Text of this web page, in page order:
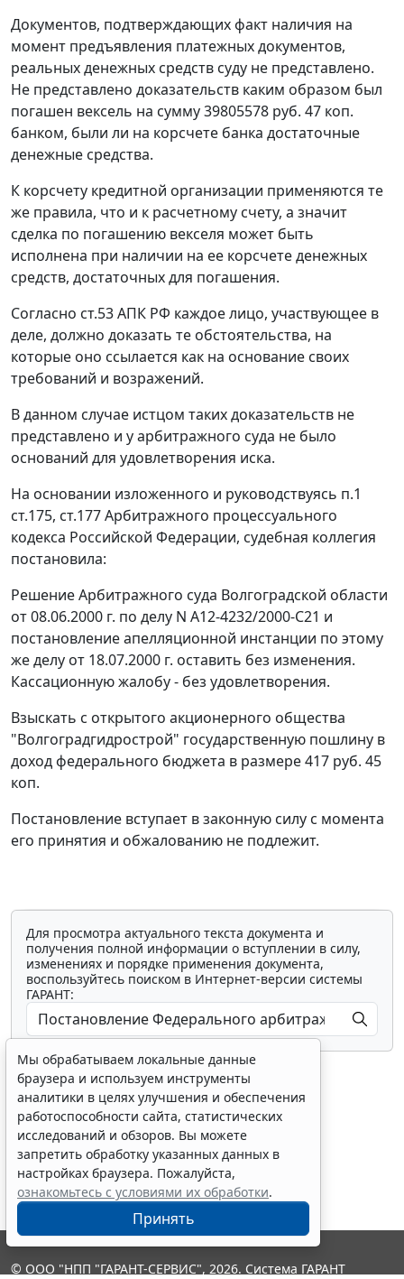
Документов, подтверждающих факт наличия на
момент предъявления платежных документов,
реальных денежных средств суду не представлено.
Не представлено доказательств каким образом был
погашен вексель на сумму 39805578 руб. 47 коп.
банком, были ли на корсчете банка достаточные
денежные средства.
К корсчету кредитной организации применяются те
же правила, что и к расчетному счету, а значит
сделка по погашению векселя может быть
исполнена при наличии на ее корсчете денежных
средств, достаточных для погашения.
Согласно ст.53 АПК РФ каждое лицо, участвующее в
деле, должно доказать те обстоятельства, на
которые оно ссылается как на основание своих
требований и возражений.
В данном случае истцом таких доказательств не
представлено и у арбитражного суда не было
оснований для удовлетворения иска.
На основании изложенного и руководствуясь п.1
ст.175, ст.177Арбитражного процессуального
кодекса Российской Федерации, судебная коллегия
постановила:
Решение Арбитражного суда Волгоградской области
от 08.06.2000 г. по делу N А12-4232/2000-С21 и
постановление апелляционной инстанции по этому
же делу от 18.07.2000 г. оставить без изменения.
Кассационную жалобу - без удовлетворения.
Взыскать с открытого акционерного общества
"Волгоградгидрострой" государственную пошлину в
доход федерального бюджета в размере 417 руб. 45
коп.
Постановление вступает в законную силу с момента
его принятия и обжалованию не подлежит.
Для просмотра актуального текста документа и
получения полной информации о вступлении в силу,
изменениях и порядке применения документа,
воспользуйтесь поиском в Интернет-версии системы
ГАРАНТ:
Показать все материалы
Мы обрабатываем локальные данные
браузера и используем инструменты
аналитики в целях улучшения и обеспечения
работоспособности сайта, статистических
исследований и обзоров. Вы можете
запретить обработку указанных данных в
настройках браузера. Пожалуйста,
ознакомьтесь с условиями их обработки.
Принять
© ООО "НПП "ГАРАНТ-СЕРВИС", 2026. Система ГАРАНТ